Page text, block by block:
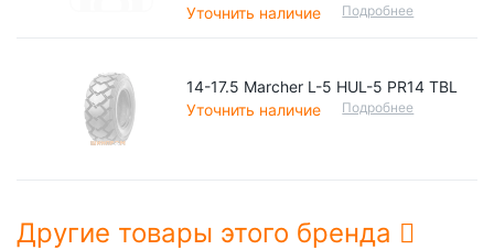
Уточнить наличие
Подробнее
14-17.5 Marcher L-5 HUL-5 PR14 TBL
Уточнить наличие
Подробнее
Другие товары этого бренда